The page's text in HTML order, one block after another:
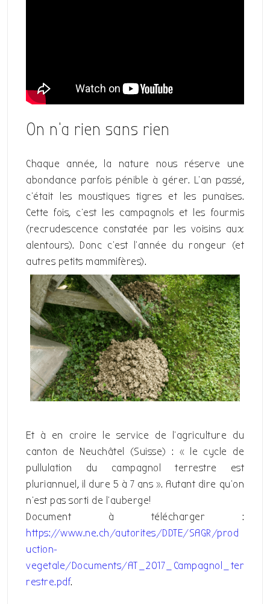
On n’a rien sans rien
Chaque année, la nature nous réserve une
abondance parfois pénible à gérer. L’an passé,
c’était les moustiques tigres et les punaises.
Cette fois, c’est les campagnols et les fourmis
(recrudescence constatée par les voisins aux
alentours). Donc c’est l’année du rongeur (et
autres petits mammifères).
Et à en croire le service de l’agriculture du
canton de Neuchâtel (Suisse) : « le cycle de
pullulation du campagnol terrestre est
pluriannuel, il dure 5 à 7 ans ». Autant dire qu’on
n’est pas sorti de l’auberge!
Document à télécharger :
https://www.ne.ch/autorites/DDTE/SAGR/prod
uction-
vegetale/Documents/AT_2017_Campagnol_ter
restre.pdf.